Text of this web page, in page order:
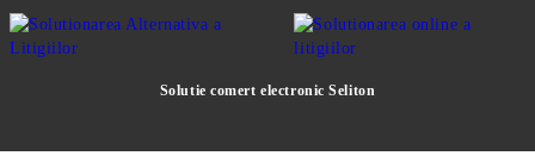
Solutie comert electronic Seliton